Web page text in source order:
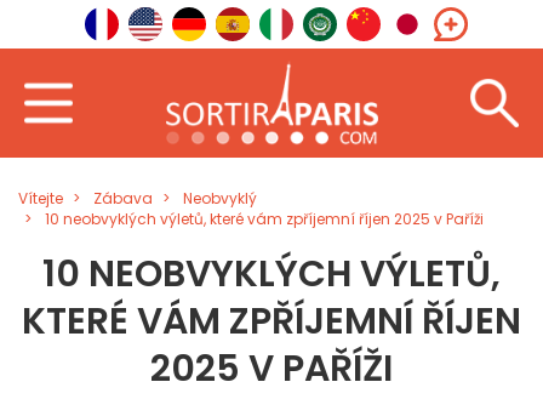
Vítejte Zábava
Neobvyklý
10 neobvyklých výletů, které vám zpříjemní říjen 2025 v Paříži
10 NEOBVYKLÝCH VÝLETŮ,
KTERÉ VÁM ZPŘÍJEMNÍ ŘÍJEN
2025 V PAŘÍŽI